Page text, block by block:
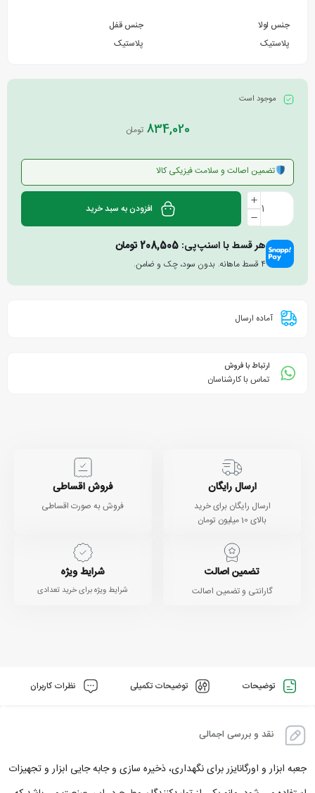
جنس لولا
پلاستیک
جنس قفل
پلاستیک
موجود است
834,020 تومان
تضمین اصالت و سلامت فیزیکی کالا
افزودن به سبد خرید
هر قسط با اسنپ‌پی: 208,505تومان
۴ قسط ماهانه. بدون سود، چک و ضامن.
آماده ارسال
ارتباط با فروش
تماس با کارشناسان
ارسال رایگان
ارسال رایگان برای خرید
بالای 10 میلیون تومان
فروش اقساطی
فروش به صورت اقساطی
تضمین اصالت
گارانتی و تضمین اصالت
شرایط ویژه
شرایط ویژه برای خرید تعدادی
توضیحات توضیحات تکمیلی نظرات کاربران
نقد و بررسی اجمالی
جعبه ابزار و اورگانایزر برای نگهداری، ذخیره سازی و جابه جایی ابزار و تجهیزات